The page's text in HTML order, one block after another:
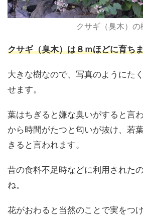
クサギ（臭木）の
クサギ（臭木）は８ｍほどに育ち
大きな樹なので、写真のようにた
せます。
葉はちぎると嫌な臭いがすると言
から時間がたつと匂いが抜け、若
きると言われます。
昔の食料不足時などに利用された
ね。
花がおわると当然のことで実をつ